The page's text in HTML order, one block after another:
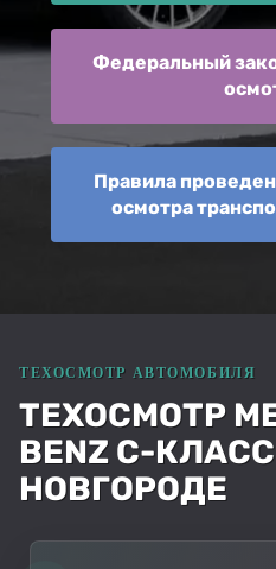
Федеральный
Правила
осмотра
ТЕХОСМОТР
BENZ C-
НОВГОРОДЕ